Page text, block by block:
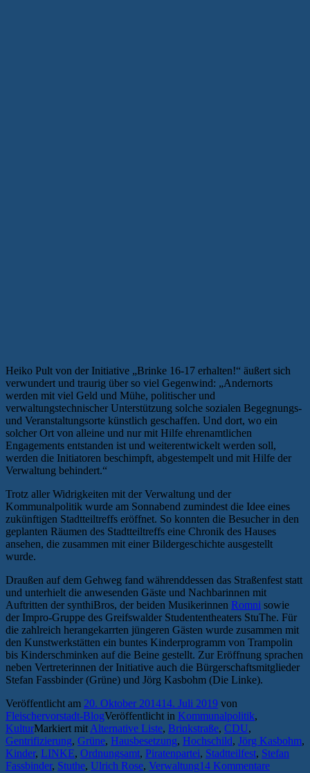
Heiko Pult von der Initiative „Brinke 16-17 erhalten!“ äußert sich
verwundert und traurig über so viel Gegenwind: „Andernorts
werden mit viel Geld und Mühe, politischer und
verwaltungstechnischer Unterstützung solche sozialen Begegnungs-
und Veranstaltungsorte künstlich geschaffen. Und dort, wo ein
solcher Ort von alleine und nur mit Hilfe ehrenamtlichen
Engagements entstanden ist und weiterentwickelt werden soll,
werden die Initiatoren beschimpft, abgestempelt und mit Hilfe der
Verwaltung behindert.“
Trotz aller Widrigkeiten mit der Verwaltung und der
Kommunalpolitik wurde am Sonnabend zumindest die Idee eines
zukünftigen Stadtteiltreffs eröffnet. So konnten die Besucher in den
geplanten Räumen des Stadtteiltreffs eine Chronik des Hauses
ansehen, die zusammen mit einer Bildergeschichte ausgestellt
wurde.
Draußen auf dem Gehweg fand währenddessen das Straßenfest statt
und unterhielt die anwesenden Gäste und Nachbarinnen mit
Auftritten der synthiBros, der beiden Musikerinnen Romni sowie
der Impro-Gruppe des Greifswalder Studententheaters StuThe. Für
die zahlreich herangekarrten jüngeren Gästen wurde zusammen mit
den Kunstwerkstätten ein buntes Kinderprogramm von Trampolin
bis Kinderschminken auf die Beine gestellt. Zur Eröffnung sprachen
neben Vertreterinnen der Initiative auch die Bürgerschaftsmitglieder
Stefan Fassbinder (Grüne) und Jörg Kasbohm (Die Linke).
Veröffentlicht am 20. Oktober 201414. Juli 2019 von
Fleischervorstadt-BlogVeröffentlicht in Kommunalpolitik,
KulturMarkiert mit Alternative Liste, Brinkstraße, CDU,
Gentrifizierung, Grüne, Hausbesetzung, Hochschild, Jörg Kasbohm,
Kinder, LINKE, Ordnungsamt, Piratenpartei, Stadtteilfest, Stefan
Fassbinder, Stuthe, Ulrich Rose, Verwaltung14 Kommentare